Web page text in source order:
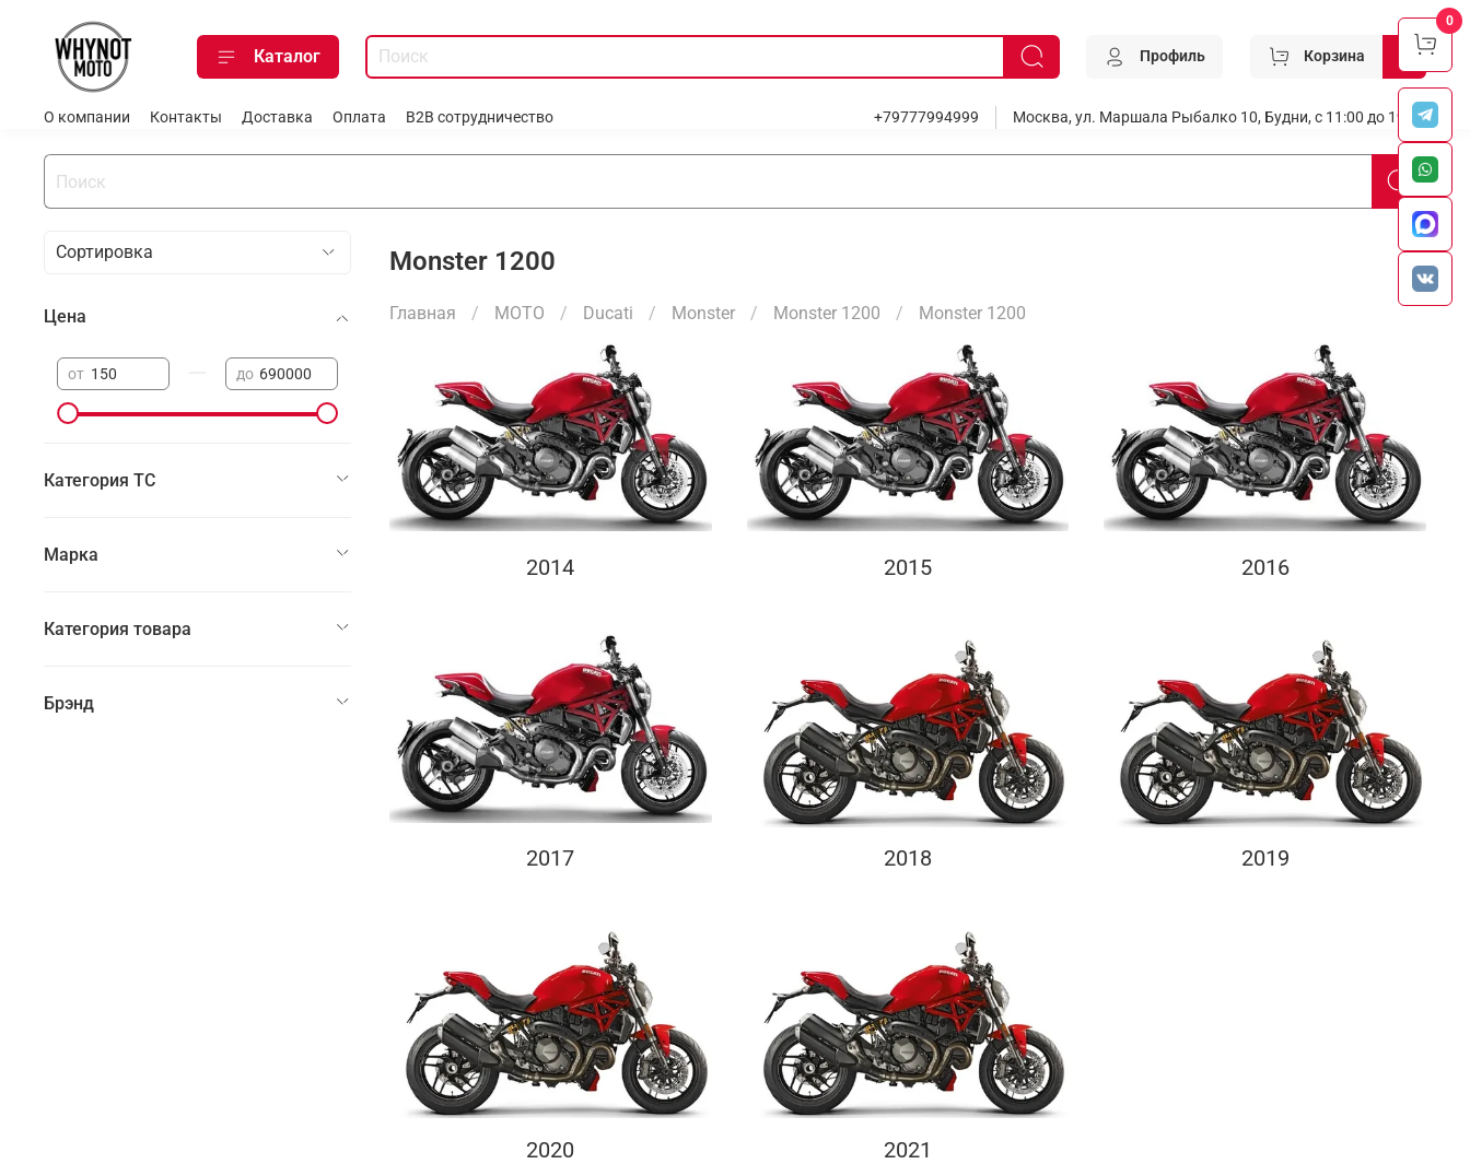
Каталог Профиль Корзина
О компании Контакты Доставка Оплата B2B сотрудничество +79777994999 Москва, ул. Маршала Рыбалко 10, Будни, с 11:00 до 19:00
Monster 1200
Главная МОТО Ducati Monster Monster 1200 Monster 1200
2014 2015 2016
2017 2018 2019
2020 2021
Цена
от до
Категория ТС
Марка
Категория товара
Брэнд
0